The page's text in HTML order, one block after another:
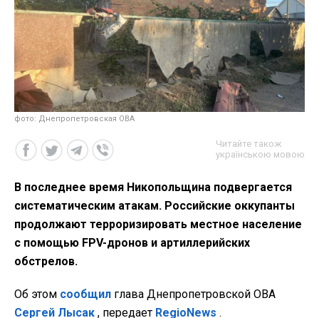
фото: Днепропетровская ОВА
Читайте також
українською мовою
В последнее время Никопольщина подвергается
систематическим атакам. Российские оккупанты
продолжают терроризировать местное население
с помощью FPV-дронов и артиллерийских
обстрелов.
Об этом сообщил глава Днепропетровской ОВА
Сергей Лысак , передает RegioNews .